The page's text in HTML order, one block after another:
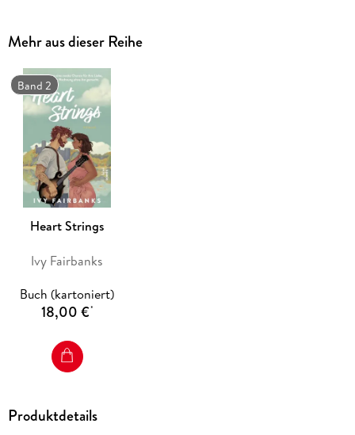
Neuanfang & Selbstfindung
»Morbidly Yours« von Ivy Fairbanks ist das
Fans von tiefgründigen, humorvollen und herzerwärmenden
Liebesgeschichten. Lass dich von diesem TikTok-Sensation-
Roman verzaubern!
Mehr aus dieser Reihe
Band 2
Heart Strings
Ivy Fairbanks
Buch (kartoniert)
18,00 €*
Produktdetails